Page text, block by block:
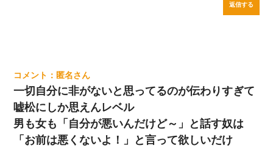
返信する
匿名
一切自分に非がないと思ってるのが伝わりすぎて
嘘松にしか思えんレベル
男も女も「自分が悪いんだけど～」と話す奴は
「お前は悪くないよ！」と言って欲しいだけ